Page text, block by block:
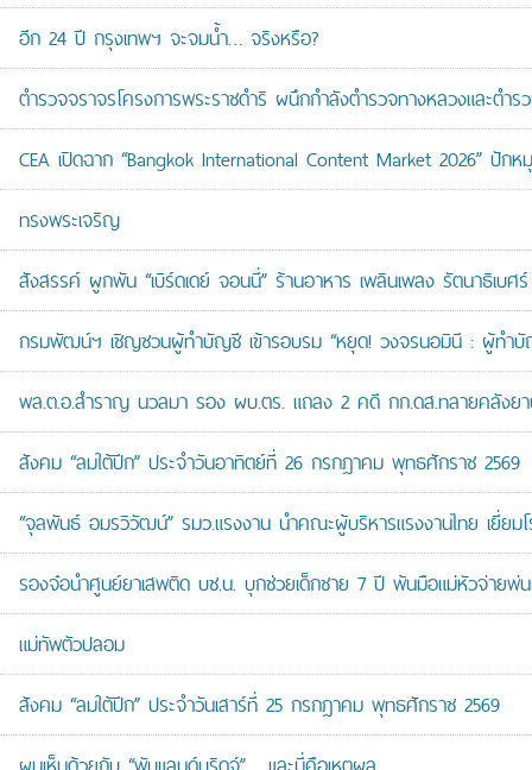
อีก 24 ปี กรุงเทพฯ จะจมน้ำ… จริงหรือ?
ตำรวจจราจรโครงการพระราชดำริ ผนึกกำลังตำรวจทางหลวงและตำ
CEA เปิดฉาก “Bangkok International Content Market 2026” ปั
ทรงพระเจริญ
สังสรรค์ ผูกพัน “เบิร์ดเดย์ จอนนี่” ร้านอาหาร เพลินเพลง รัตนาธิเบศ
กรมพัฒน์ฯ เชิญชวนผู้ทำบัญชี เข้ารอบรม “หยุด! วงจรนอมินี : ผู้ทำ
พล.ต.อ.สำราญ นวลมา รอง ผบ.ตร. แถลง 2 คดี กก.ดส.ทลายคลังย
สังคม “ลมใต้ปีก” ประจำวันอาทิตย์ที่ 26 กรกฎาคม พุทธศักราช 2569
“จุลพันธ์ อมรวิวัฒน์” รมว.แรงงาน นำคณะผู้บริหารแรงงานไทย เยี่ยม
รองจ๋อนำศูนย์ยาเสพติด บช.น. บุกช่วยเด็กชาย 7 ปี พ้นมือแม่หัวจ่ายพ่น
แม่ทัพตัวปลอม
สังคม “ลมใต้ปีก” ประจำวันเสาร์ที่ 25 กรกฎาคม พุทธศักราช 2569